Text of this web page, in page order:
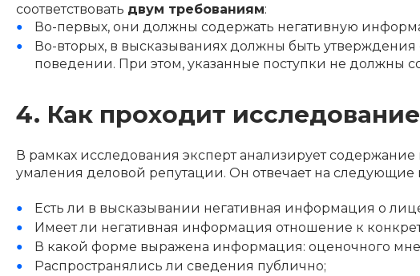
соответствовать двум требованиям:
Во-первых, они должны содержать негативную
Во-вторых, в высказываниях должны быть
поведении. При этом, указанные поступки не должны
4. Как проходит
В рамках исследования эксперт анализирует
умаления деловой репутации. Он отвечает на следующие
Есть ли в высказывании негативная информация о
Имеет ли негативная информация отношение к
В какой форме выражена информация: оценочного
Распространялись ли сведения публично;